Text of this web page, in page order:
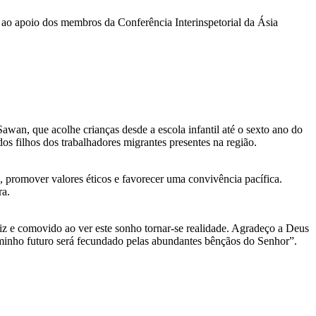
apoio dos membros da Conferência Interinspetorial da Ásia
que acolhe crianças desde a escola infantil até o sexto ano do
filhos dos trabalhadores migrantes presentes na região.
promover valores éticos e favorecer uma convivência pacífica.
comovido ao ver este sonho tornar-se realidade. Agradeço a Deus
futuro será fecundado pelas abundantes bênçãos do Senhor”.